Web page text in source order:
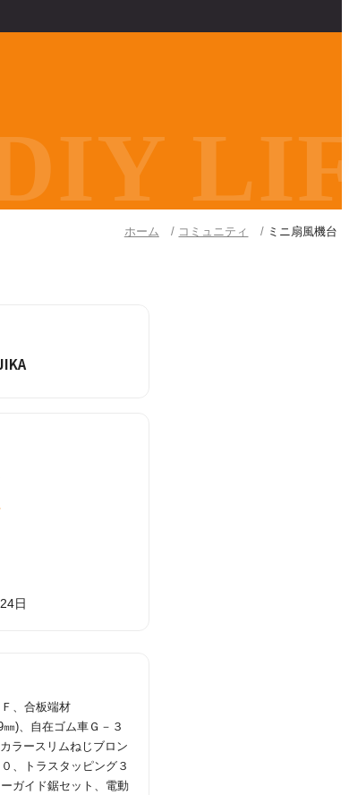
ホーム コミュニティ ミニ扇風機台
日
、合板端材
)、自在ゴム車Ｇ－３
ラースリムねじブロン
、トラスタッピング３
ガイド鋸セット、電動